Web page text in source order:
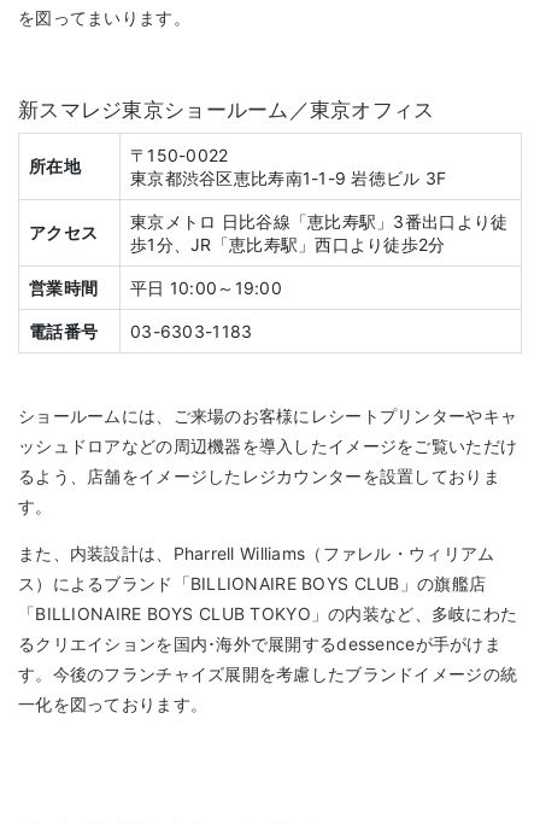
を図ってまいります。
新スマレジ東京ショールーム／東京オフィス
所在地
〒150-0022
東京都渋谷区恵比寿南1-1-9 岩徳ビル 3F
アクセス
東京メトロ 日比谷線「恵比寿駅」3番出口より徒
歩1分、JR「恵比寿駅」西口より徒歩2分
営業時間 平日 10:00～19:00
電話番号 03-6303-1183
ショールームには、ご来場のお客様にレシートプリンターやキャ
ッシュドロアなどの周辺機器を導入したイメージをご覧いただけ
るよう、店舗をイメージしたレジカウンターを設置しておりま
す。
また、内装設計は、Pharrell Williams（ファレル・ウィリアム
ス）によるブランド「BILLIONAIRE BOYS CLUB」の旗艦店
「BILLIONAIRE BOYS CLUB TOKYO」の内装など、多岐にわた
るクリエイションを国内･海外で展開するdessenceが手がけま
す。今後のフランチャイズ展開を考慮したブランドイメージの統
一化を図っております。